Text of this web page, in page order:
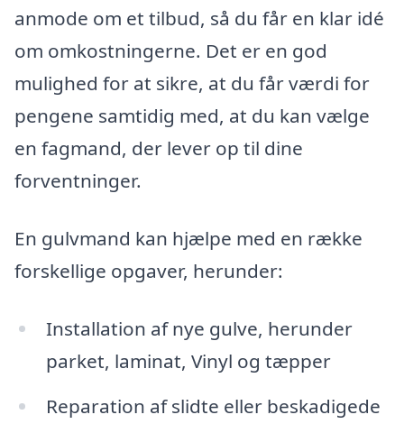
anmode om et tilbud, så du får en klar idé
om omkostningerne. Det er en god
mulighed for at sikre, at du får værdi for
pengene samtidig med, at du kan vælge
en fagmand, der lever op til dine
forventninger.
En gulvmand kan hjælpe med en række
forskellige opgaver, herunder:
Installation af nye gulve, herunder
parket, laminat, Vinyl og tæpper
Reparation af slidte eller beskadigede